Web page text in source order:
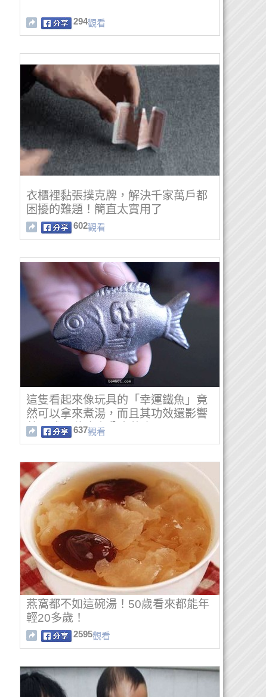
294觀看
衣櫃裡黏張撲克牌，解決千家萬戶都
困擾的難題！簡直太實用了
602觀看
這隻看起來像玩具的「幸運鐵魚」竟
然可以拿來煮湯，而且其功效還影響
著全球20億患有貧血的人！
637觀看
燕窩都不如這碗湯！50歲看來都能年
輕20多歲！
2595觀看